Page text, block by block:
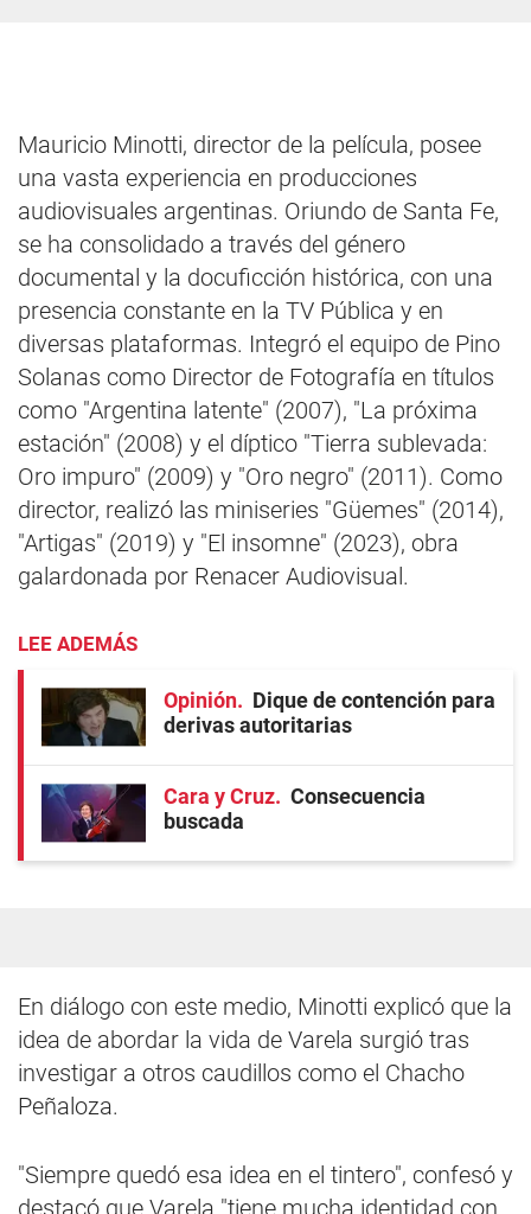
Mauricio Minotti, director de la película, posee
una vasta experiencia en producciones
audiovisuales argentinas. Oriundo de Santa Fe,
se ha consolidado a través del género
documental y la docuficción histórica, con una
presencia constante en la TV Pública y en
diversas plataformas. Integró el equipo de Pino
Solanas como Director de Fotografía en títulos
como "Argentina latente" (2007), "La próxima
estación" (2008) y el díptico "Tierra sublevada:
Oro impuro" (2009) y "Oro negro" (2011). Como
director, realizó las miniseries "Güemes" (2014),
"Artigas" (2019) y "El insomne" (2023), obra
galardonada por Renacer Audiovisual.
LEE ADEMÁS
Opinión
Dique de contención para
derivas autoritarias
Cara y Cruz
Consecuencia
buscada
En diálogo con este medio, Minotti explicó que la
idea de abordar la vida de Varela surgió tras
investigar a otros caudillos como el Chacho
Peñaloza.
"Siempre quedó esa idea en el tintero", confesó y